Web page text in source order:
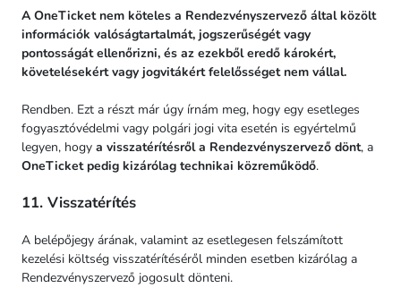
A OneTicket nem köteles a Rendezvényszervező által közölt
információk valóságtartalmát, jogszerűségét vagy
pontosságát ellenőrizni, és az ezekből eredő károkért,
követelésekért vagy jogvitákért felelősséget nem vállal.
Rendben. Ezt a részt már úgy írnám meg, hogy egy esetleges
fogyasztóvédelmi vagy polgári jogi vita esetén is egyértelmű
legyen, hogy a visszatérítésről a Rendezvényszervező dönt, a
OneTicket pedig kizárólag technikai közreműködő.
11. Visszatérítés
A belépőjegy árának, valamint az esetlegesen felszámított
kezelési költség visszatérítéséről minden esetben kizárólag a
Rendezvényszervező jogosult dönteni.